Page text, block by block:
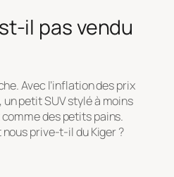
il pas vendu
Avec l’inflation des prix
petit SUV stylé à moins
des petits pains.
prive-t-il du Kiger ?